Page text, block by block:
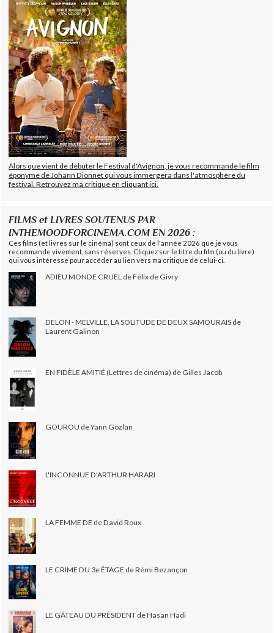
Alors que vient de débuter le Festival d'Avignon, je vous recommande le film
éponyme de Johann Dionnet qui vous immergera dans l'atmosphère du
festival. Retrouvez ma critique en cliquant ici.
FILMS et LIVRES SOUTENUS PAR
INTHEMOODFORCINEMA.COM EN 2026 :
Ces films (et livres sur le cinéma) sont ceux de l'année 2026 que je vous
recommande vivement, sans réserves. Cliquez sur le titre du film (ou du livre)
qui vous intéresse pour accéder au lien vers ma critique de celui-ci.
ADIEU MONDE CRUEL de Félix de Givry
DELON - MELVILLE, LA SOLITUDE DE DEUX SAMOURAÏS de
Laurent Galinon
EN FIDÈLE AMITIÉ (Lettres de cinéma) de Gilles Jacob
GOUROU de Yann Gozlan
L'INCONNUE D'ARTHUR HARARI
LA FEMME DE de David Roux
LE CRIME DU 3e ÉTAGE de Rémi Bezançon
LE GÂTEAU DU PRÉSIDENT de Hasan Hadi